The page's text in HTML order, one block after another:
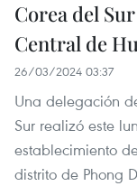
Corea del
Central de
26/03/2024 03:37
Una delegación
Sur realizó este
establecimiento
distrito de Phong